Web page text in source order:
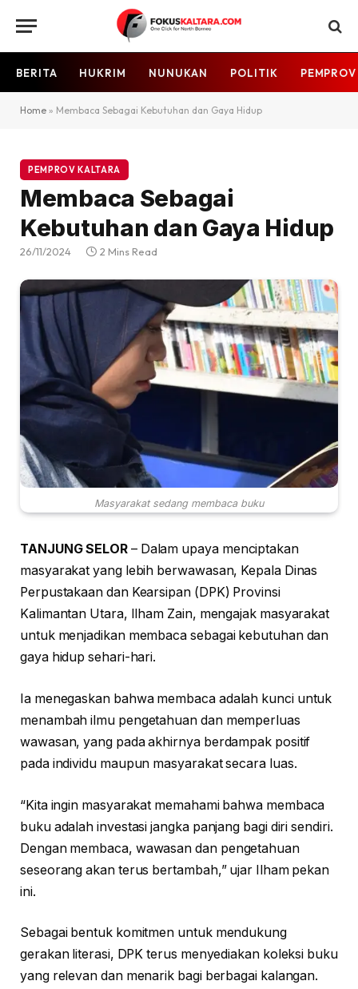
BERITA HUKRIM NUNUKAN POLITIK
Home » Membaca Sebagai Kebutuhan dan Gaya Hidup
PEMPROV KALTARA
Membaca Sebagai
Kebutuhan dan Gaya Hidup
26/11/2024 2 Mins Read
Masyarakat sedang membaca buku
TANJUNG SELOR– Dalam upaya menciptakan
masyarakat yang lebih berwawasan, Kepala Dinas
Perpustakaan dan Kearsipan (DPK) Provinsi
Kalimantan Utara, Ilham Zain, mengajak masyarakat
untuk menjadikan membaca sebagai kebutuhan dan
gaya hidup sehari-hari.
Ia menegaskan bahwa membaca adalah kunci untuk
menambah ilmu pengetahuan dan memperluas
wawasan, yang pada akhirnya berdampak positif
pada individu maupun masyarakat secara luas.
“Kita ingin masyarakat memahami bahwa membaca
buku adalah investasi jangka panjang bagi diri sendiri.
Dengan membaca, wawasan dan pengetahuan
seseorang akan terus bertambah,” ujar Ilham pekan
ini.
Sebagai bentuk komitmen untuk mendukung
gerakan literasi, DPK terus menyediakan koleksi buku
yang relevan dan menarik bagi berbagai kalangan.